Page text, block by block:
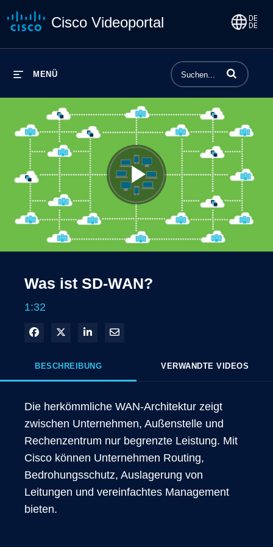
Cisco Videoportal
MENÜ Begriffe
Play
Was ist SD-WAN?
1:32
In Facebook freigeben
Teilen auf X
In LinkedIn teilen
Per E-Mail teilen
BESCHREIBUNG VERWANDTE VIDEOS
Die herkömmliche WAN-Architektur zeigt
zwischen Unternehmen, Außenstelle und
Rechenzentrum nur begrenzte Leistung. Mit
Cisco können Unternehmen Routing,
Bedrohungsschutz, Auslagerung von
Leitungen und vereinfachtes Management
bieten.